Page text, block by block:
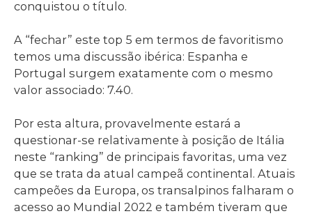
conquistou o título.
A “fechar” este top 5 em termos de favoritismo
temos uma discussão ibérica: Espanha e
Portugal surgem exatamente com o mesmo
valor associado: 7.40.
Por esta altura, provavelmente estará a
questionar-se relativamente à posição de Itália
neste “ranking” de principais favoritas, uma vez
que se trata da atual campeã continental. Atuais
campeões da Europa, os transalpinos falharam o
acesso ao Mundial 2022 e também tiveram que